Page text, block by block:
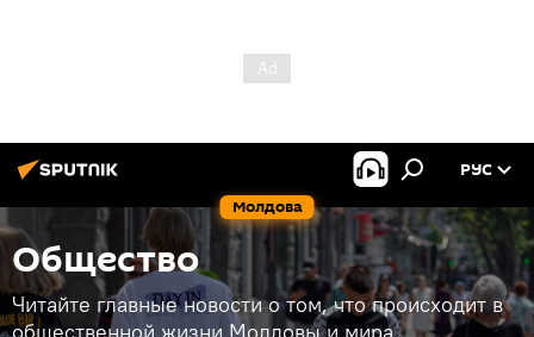
Молдова
РУС
Общество
Читайте главные новости о том, что происходит в